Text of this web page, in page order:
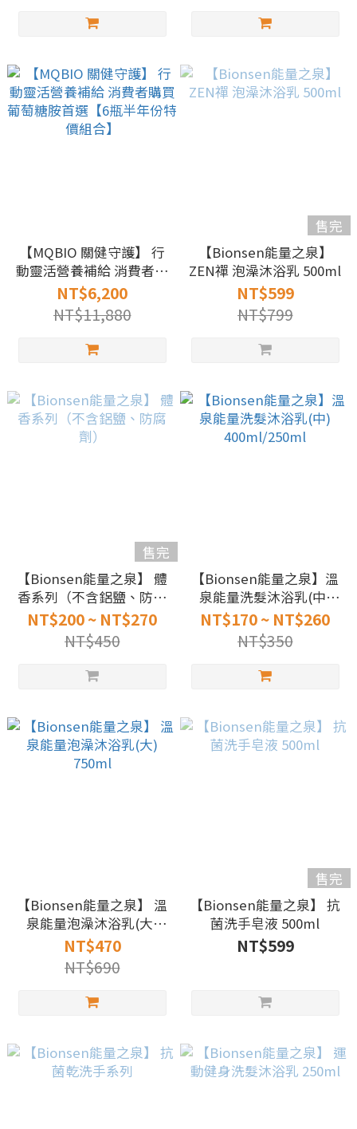
【MQBIO 關健守護】 行
動靈活營養補給 消費者購
買葡萄糖胺首選【6瓶半
年份特價組合】
NT$6,200
NT$11,880
售完
【Bionsen能量之泉】
ZEN禪 泡澡沐浴乳 500ml
NT$599
NT$799
售完
【Bionsen能量之泉】 體
香系列（不含鋁鹽、防腐
劑）
NT$200 ~ NT$270
NT$450
【Bionsen能量之泉】溫
泉能量洗髮沐浴乳(中)
400ml/250ml
NT$170 ~ NT$260
NT$350
【Bionsen能量之泉】 溫
泉能量泡澡沐浴乳(大)
750ml
NT$470
NT$690
售完
【Bionsen能量之泉】 抗
菌洗手皂液 500ml
NT$599